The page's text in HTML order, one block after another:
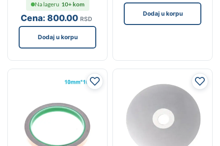
Cena:800.00 RSD
Na lageru 10+ kom
Dodaj u korpu
Dodaj u korpu